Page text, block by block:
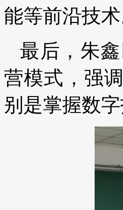
能等前沿技术
最后，朱
营模式，强
别是掌握数